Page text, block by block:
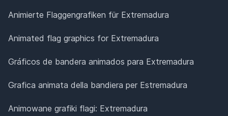
Animierte Flaggengrafiken für Extremadura
Animated flag graphics for Extremadura
Gráficos de bandera animados para Extremadura
Grafica animata della bandiera per Estremadura
Animowane grafiki flagi: Extremadura